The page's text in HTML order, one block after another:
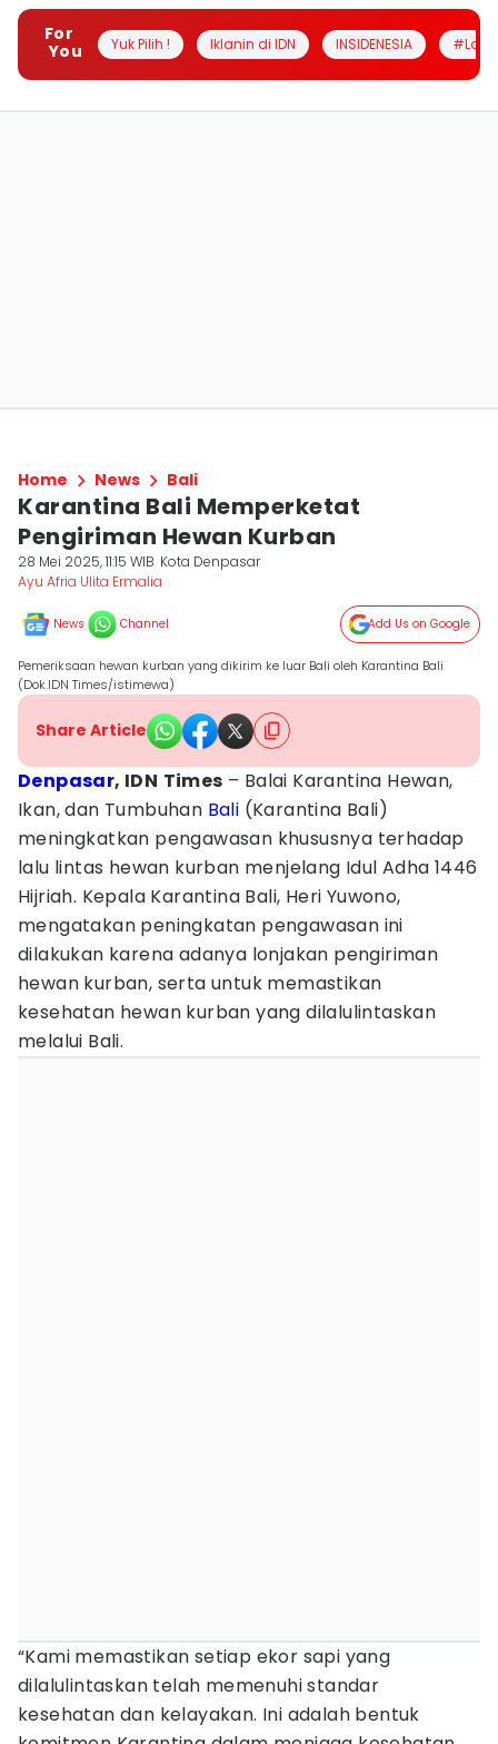
For
You
Yuk Pilih ! Iklanin di IDN INSIDENESIA
Home News Bali
Karantina Bali Memperketat
Pengiriman Hewan Kurban
28 Mei 2025, 11:15 WIB Kota Denpasar
Ayu Afria Ulita Ermalia
News Channel Add Us on Google
Pemeriksaan hewan kurban yang dikirim ke luar Bali oleh Karantina Bali
(Dok.IDN Times/istimewa)
Share Article
Denpasar, IDN Times – Balai Karantina Hewan,
Ikan, dan Tumbuhan Bali (Karantina Bali)
meningkatkan pengawasan khususnya terhadap
lalu lintas hewan kurban menjelang Idul Adha 1446
Hijriah. Kepala Karantina Bali, Heri Yuwono,
mengatakan peningkatan pengawasan ini
dilakukan karena adanya lonjakan pengiriman
hewan kurban, serta untuk memastikan
kesehatan hewan kurban yang dilalulintaskan
melalui Bali.
“Kami memastikan setiap ekor sapi yang
dilalulintaskan telah memenuhi standar
kesehatan dan kelayakan. Ini adalah bentuk